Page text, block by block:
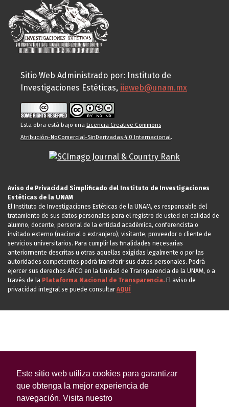
Este sitio web utiliza cookies para garantizar
que obtenga la mejor experiencia de
navegación. Visita nuestro
Sitio Web Administrado por: Instituto de
Investigaciones Estéticas, iieweb@unam.mx
Esta obra está bajo una Licencia Creative Commons
Atribución-NoComercial-SinDerivadas 4.0 Internacional.
Aviso de Privacidad Simplificado del Instituto de Investigaciones
Estéticas de la UNAM
El Instituto de Investigaciones Estéticas de la UNAM, es responsable del
tratamiento de sus datos personales para el registro de usted en calidad de
alumno, docente, personal de la entidad académica, conferencista o
invitado externo (nacional o extranjero), visitante, proveedor o cliente de
servicios universitarios. Para cumplir las finalidades necesarias
anteriormente descritas u otras aquellas exigidas legalmente o por las
autoridades competentes podrá transferir sus datos personales. Podrá
ejercer sus derechos ARCO en la Unidad de Transparencia de la UNAM, o a
través de la Plataforma Nacional de Transparencia. El aviso de
privacidad integral se puede consultarAQUÍ